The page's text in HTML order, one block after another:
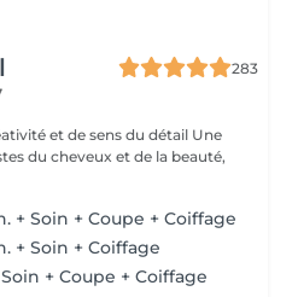
283
et de sens du détail Une
+ Soin + Coupe + Coiffage
+ Soin + Coiffage
+ Coupe + Coiffage